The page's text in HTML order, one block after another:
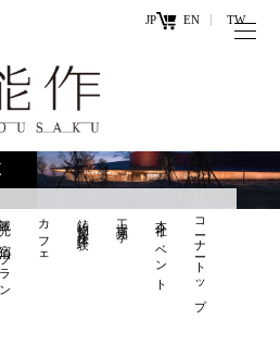
JP EN TW
史
コーナートップ
本社イベント
工場見学
鋳物製作体験
カフェ
観光×宿泊プラン